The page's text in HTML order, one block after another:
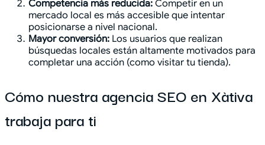
Competencia más reducida: Competir en un
mercado local es más accesible que intentar
posicionarse a nivel nacional.
Mayor conversión: Los usuarios que realizan
búsquedas locales están altamente motivados para
completar una acción (como visitar tu tienda).
Cómo nuestra agencia SEO en Xàtiva
trabaja para ti